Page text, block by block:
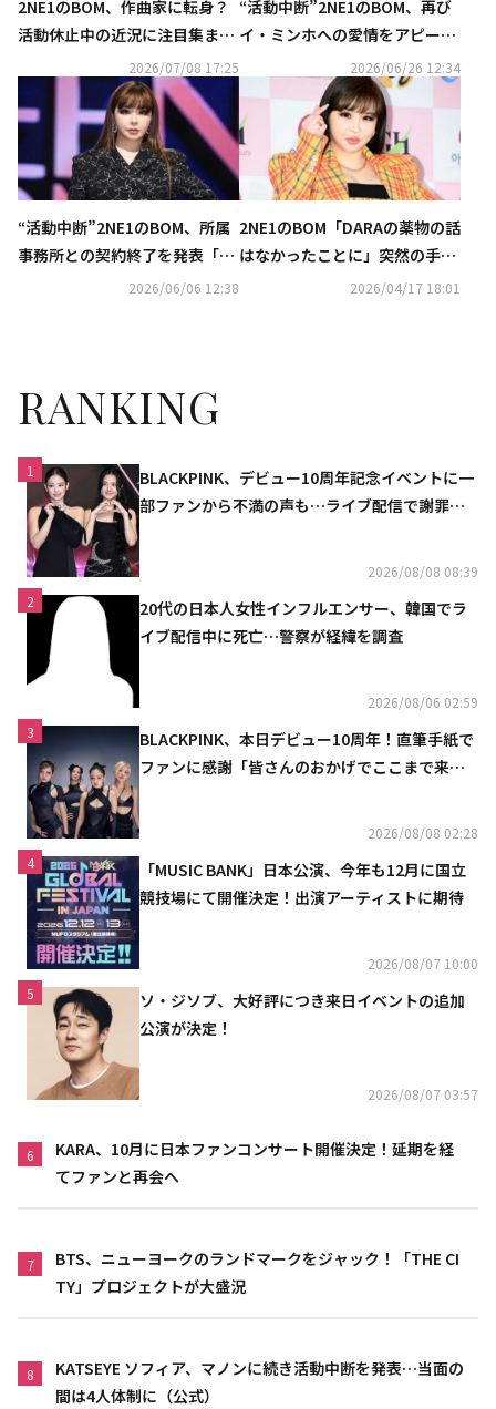
2NE1のBOM、作曲家に転身？
活動休止中の近況に注目集まる
「どうにでもなって！」
2026/07/08 17:25
“活動中断”2NE1のBOM、再び
イ・ミンホへの愛情をアピー
ル？新たなアカウント名に注目
2026/06/26 12:34
“活動中断”2NE1のBOM、所属
事務所との契約終了を発表「健
康回復と休息に専念」2026/06/06 12:38
2NE1のBOM「DARAの薬物の話
はなかったことに」突然の手紙
公開…メンバー愛綴るも削除
2026/04/17 18:01
RANKING
1
BLACKPINK、デビュー10周年記念イベントに一
部ファンから不満の声も…ライブ配信で謝罪
2026/08/08 08:39
2
20代の日本人女性インフルエンサー、韓国でラ
イブ配信中に死亡…警察が経緯を調査
2026/08/06 02:59
3
BLACKPINK、本日デビュー10周年！直筆手紙で
ファンに感謝「皆さんのおかげでここまで来ら
2026/08/08 02:28
4
「MUSIC BANK」日本公演、今年も12月に国立
競技場にて開催決定！出演アーティストに期待
2026/08/07 10:00
5
ソ・ジソブ、大好評につき来日イベントの追加
公演が決定！
2026/08/07 03:57
6
KARA、10月に日本ファンコンサート開催決定！延期を経
てファンと再会へ
7
BTS、ニューヨークのランドマークをジャック！「THE CI
TY」プロジェクトが大盛況
8
KATSEYE ソフィア、マノンに続き活動中断を発表…当面の
間は4人体制に（公式）